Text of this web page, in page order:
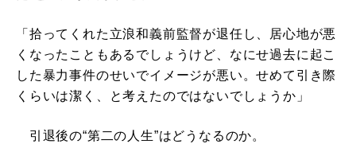
「拾ってくれた立浪和義前監督が退任し、居心地が悪
くなったこともあるでしょうけど、なにせ過去に起こ
した暴力事件のせいでイメージが悪い。せめて引き際
くらいは潔く、と考えたのではないでしょうか」
引退後の“第二の人生”はどうなるのか。